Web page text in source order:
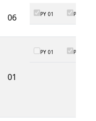
06 PY 01 PY 02
01
PY 01 PY 02